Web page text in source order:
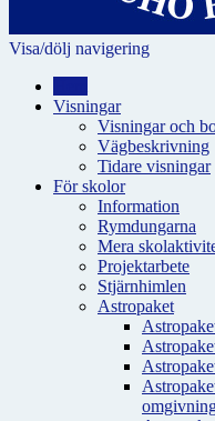
Visa/dölj navigering
Visningar
Visningar och
Vägbeskrivning
Tidare visningar
För skolor
Information
Rymdungarna
Mera
Projektarbete
Stjärnhimlen
Astropaket